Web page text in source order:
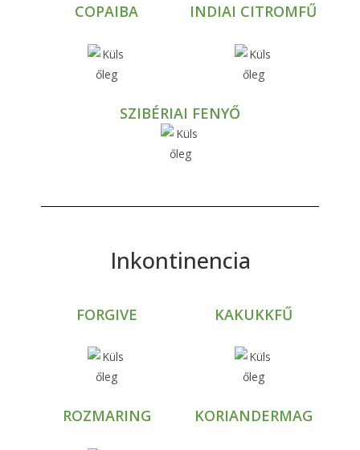
COPAIBA INDIAI CITROMFŰ
SZIBÉRIAI FENYŐ
Inkontinencia
FORGIVE KAKUKKFŰ
ROZMARING KORIANDERMAG